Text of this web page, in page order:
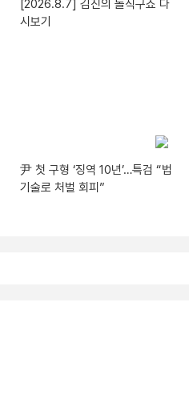
[2026.8.7] 김진의 돌직구쇼 다
시보기
尹 첫 구형 ‘징역 10년’…특검 “법
기술로 처벌 회피”